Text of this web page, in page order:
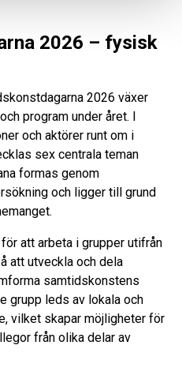
2026 – fysisk
2026 växer
program under året. I
och aktörer runt om i
sex centrala teman
formas genom
och ligger till grund
att arbeta i grupper utifrån
att utveckla och dela
samtidskonstens
grupp leds av lokala och
vilket skapar möjligheter för
från olika delar av